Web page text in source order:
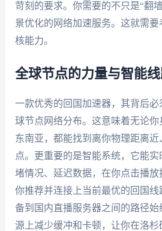
苛刻的要求。你需要的不只是“翻
景优化的网络加速服务。这就需
核能力。
全球节点的力量与智能
一款优秀的回国加速器，其背后
球节点网络分布。这意味着无论
东南亚，都能找到离你物理距离
点。更重要的是智能系统，它能
堵情况、延迟数据，在你点击播
你推荐并连接上当前最优的回国
备到国内直播服务器之间的路径
源上减少缓冲和卡顿，让你在洛